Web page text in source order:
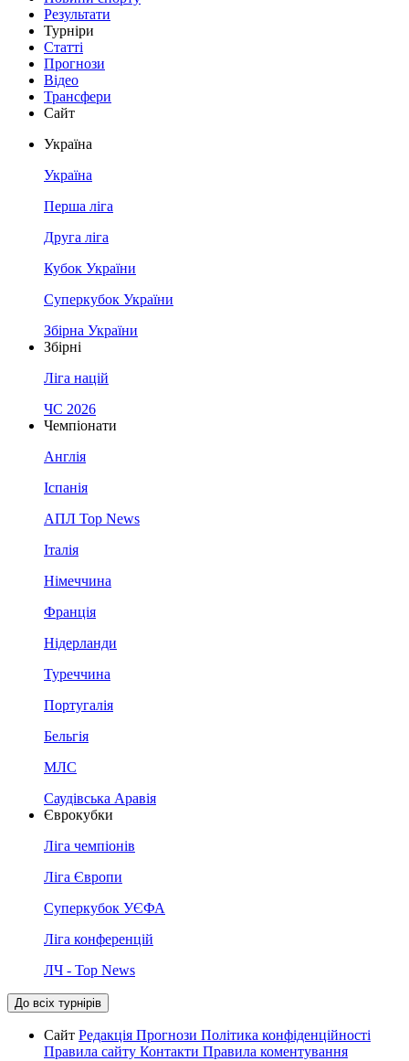
Результати
Турніри
Статті
Прогнози
Відео
Трансфери
Сайт
Україна
Україна
Перша ліга
Друга ліга
Кубок України
Суперкубок України
Збірна України
Збірні
Ліга націй
ЧС 2026
Чемпіонати
Англія
Іспанія
АПЛ Top News
Італія
Німеччина
Франція
Нідерланди
Туреччина
Португалія
Бельгія
МЛС
Саудівська Аравія
Єврокубки
Ліга чемпіонів
Ліга Європи
Суперкубок УЄФА
Ліга конференцій
ЛЧ - Top News
До всіх турнірів
Сайт Редакція Прогнози Політика конфіденційності
Правила сайту Контакти Правила коментування